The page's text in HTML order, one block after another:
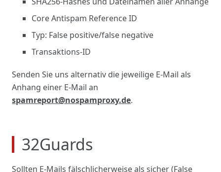
Core Antispam Reference ID
Typ: False positive/false negative
Transaktions-ID
Senden Sie uns alternativ die jeweilige E-Mail als
Anhang einer E-Mail an
spamreport@nospamproxy.de.
32Guards
Sollten E-Mails fälschlicherweise als sicher (False